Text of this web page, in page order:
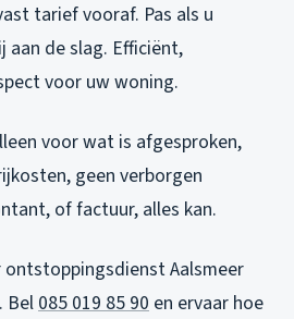
tarief vooraf. Pas als u
de slag. Efficiënt,
voor uw woning.
voor wat is afgesproken,
geen verborgen
of factuur, alles kan.
ontstoppingsdienst Aalsmeer
Bel085 019 85 90 en ervaar hoe